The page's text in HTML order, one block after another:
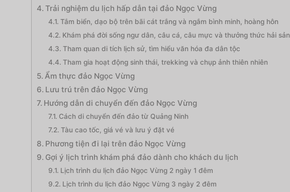
Trải nghiệm du lịch hấp dẫn tại đảo Ngọc Vừng
Tắm biển, dạo bộ trên bãi cát trắng và ngắm bình minh, hoàng hôn
Khám phá đời sống ngư dân, câu cá, câu mực và thưởng thức hải sản
Tham quan di tích lịch sử, tìm hiểu văn hóa đa dân tộc
Tham gia hoạt động sinh thái, trekking và chụp ảnh thiên nhiên
Ẩm thực đảo Ngọc Vừng
Lưu trú trên đảo Ngọc Vừng
Hướng dẫn di chuyển đến đảo Ngọc Vừng
Cách di chuyển đến đảo từ Quảng Ninh
Tàu cao tốc, giá vé và lưu ý đặt vé
Phương tiện đi lại trên đảo Ngọc Vừng
Gợi ý lịch trình khám phá đảo dành cho khách du lịch
Lịch trình du lịch đảo Ngọc Vừng 2 ngày 1 đêm
Lịch trình du lịch đảo Ngọc Vừng 3 ngày 2 đêm